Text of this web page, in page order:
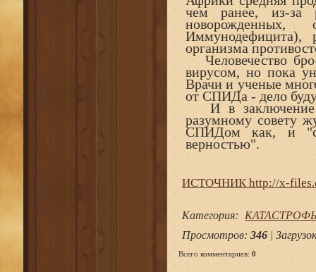
чем ранее, из-за
Иммунодефицита),
организма
Человечество
вирусом, но пока
Врачи и ученые
от СПИДа - дело
И в заключение
разумному совету
СПИДом как, и
верностью".
ИСТОЧНИК http://x-
Категория:
Просмотров: 346 | Загрузок
Всего комментариев: 0